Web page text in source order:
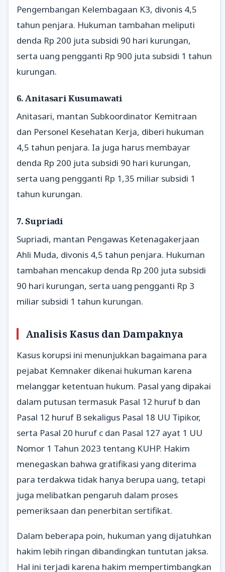
Pengembangan Kelembagaan K3, divonis 4,5
tahun penjara. Hukuman tambahan meliputi
denda Rp 200 juta subsidi 90 hari kurungan,
serta uang pengganti Rp 900 juta subsidi 1 tahun
kurungan.
6. Anitasari Kusumawati
Anitasari, mantan Subkoordinator Kemitraan
dan Personel Kesehatan Kerja, diberi hukuman
4,5 tahun penjara. Ia juga harus membayar
denda Rp 200 juta subsidi 90 hari kurungan,
serta uang pengganti Rp 1,35 miliar subsidi 1
tahun kurungan.
7. Supriadi
Supriadi, mantan Pengawas Ketenagakerjaan
Ahli Muda, divonis 4,5 tahun penjara. Hukuman
tambahan mencakup denda Rp 200 juta subsidi
90 hari kurungan, serta uang pengganti Rp 3
miliar subsidi 1 tahun kurungan.
Analisis Kasus dan Dampaknya
Kasus korupsi ini menunjukkan bagaimana para
pejabat Kemnaker dikenai hukuman karena
melanggar ketentuan hukum. Pasal yang dipakai
dalam putusan termasuk Pasal 12 huruf b dan
Pasal 12 huruf B sekaligus Pasal 18 UU Tipikor,
serta Pasal 20 huruf c dan Pasal 127 ayat 1 UU
Nomor 1 Tahun 2023 tentang KUHP. Hakim
menegaskan bahwa gratifikasi yang diterima
para terdakwa tidak hanya berupa uang, tetapi
juga melibatkan pengaruh dalam proses
pemeriksaan dan penerbitan sertifikat.
Dalam beberapa poin, hukuman yang dijatuhkan
hakim lebih ringan dibandingkan tuntutan jaksa.
Hal ini terjadi karena hakim mempertimbangkan